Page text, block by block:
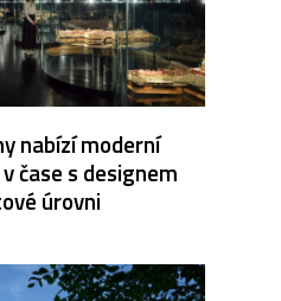
nabízí moderní
čase s designem
úrovni